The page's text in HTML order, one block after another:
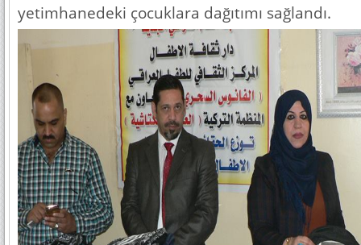
yetimhanedeki çocuklara dağıtımı sağlandı.